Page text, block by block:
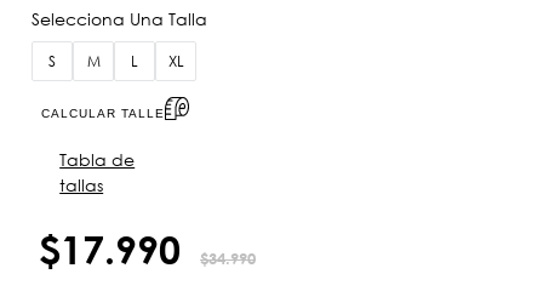
S M L XL
CALCULAR TALLE
Tabla de
tallas
$17.990 $34.990